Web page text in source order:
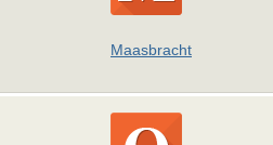
Maasbracht